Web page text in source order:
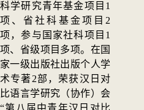
科学研究青年基金项目1
项、省社科基金项目2
项，参与国家社科项目1
项、省级项目多项。在国
家一级出版社出版个人学
术专著2部 ，荣获汉日对
比语言学研究（协作）会
“第八届中青年汉日对比